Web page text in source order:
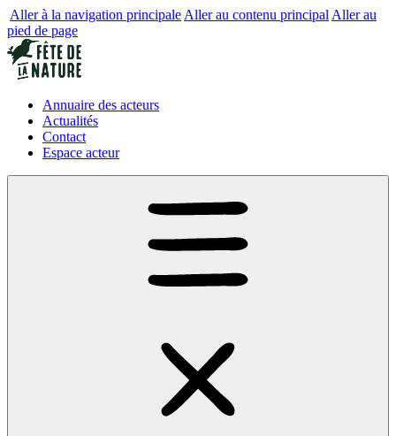
Aller à la navigation principale Aller au contenu principal Aller au
pied de page
Annuaire des acteurs
Actualités
Contact
Espace acteur